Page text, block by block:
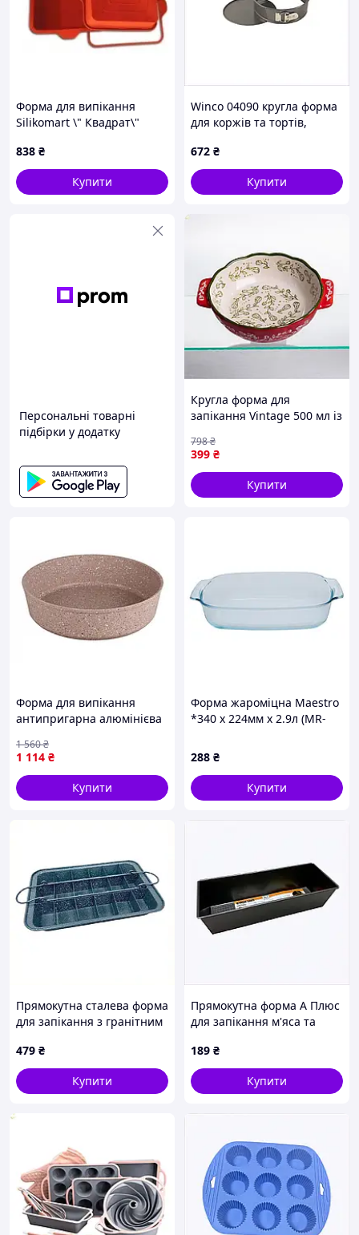
Форма для випікання
Silikomart \" Квадрат\"
(SFT306\/C)
838 ₴
Купити
Winco 04090 кругла форма
для коржів та тортів,
672 ₴
Купити
Персональні товарні
підбірки у додатку
Кругла форма для
запікання Vintage 500 мл із
кольору HM04-05 для
приготування смачних
страв
399 ₴
798₴
Купити
Форма для випікання
антипригарна алюмінієва
коричнева O M S FK-8288
1 114 ₴
1 560₴
Купити
Форма жароміцна Maestro
*340 x 224мм x 2.9л (MR-
288 ₴
Купити
Прямокутна сталева форма
для запікання з гранітним
479 ₴
Купити
Прямокутна форма А Плюс
для запікання м'яса та
189 ₴
Купити